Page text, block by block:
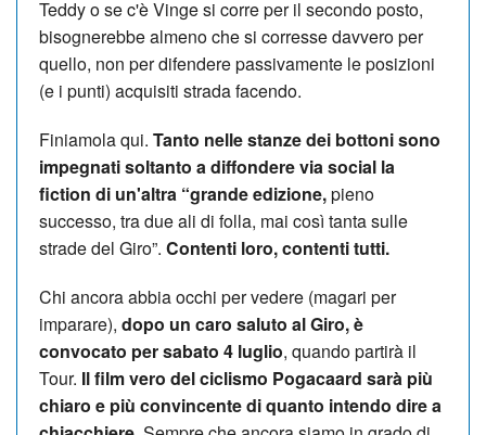
Teddy o se c'è Vinge si corre per il secondo posto,
bisognerebbe almeno che si corresse davvero per
quello, non per difendere passivamente le posizioni
(e i punti) acquisiti strada facendo.
Finiamola qui. Tanto nelle stanze dei bottoni sono
impegnati soltanto a diffondere via social la
fiction di un'altra “grande edizione,pieno
successo, tra due ali di folla, mai così tanta sulle
strade del Giro”. Contenti loro, contenti tutti.
Chi ancora abbia occhi per vedere (magari per
imparare), dopo un caro saluto al Giro, è
convocato per sabato 4 luglio, quando partirà il
Tour. Il film vero del ciclismo Pogacaard sarà più
chiaro e più convincente di quanto intendo dire a